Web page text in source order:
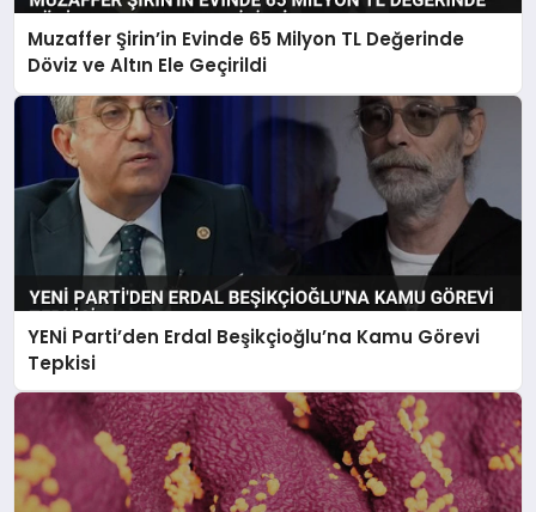
Muzaffer Şirin’in Evinde 65 Milyon TL Değerinde
Döviz ve Altın Ele Geçirildi
YENİ Parti’den Erdal Beşikçioğlu’na Kamu Görevi
Tepkisi